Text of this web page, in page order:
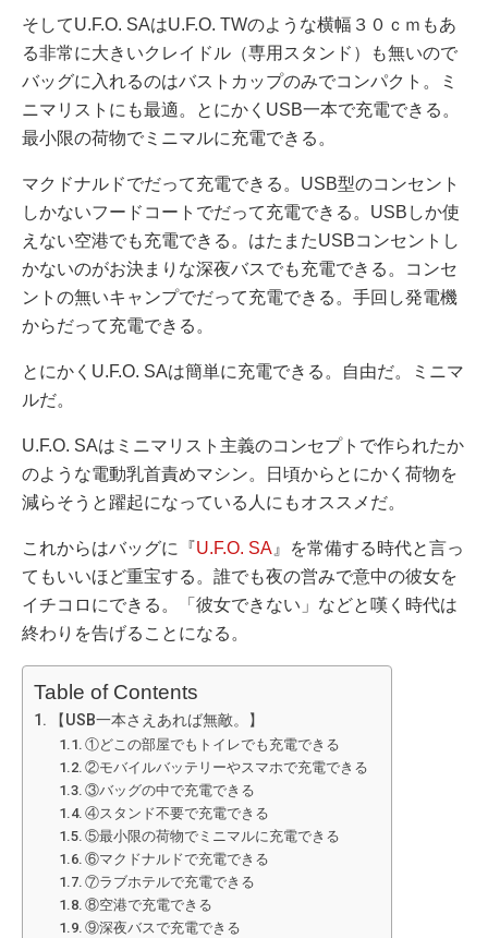
そしてU.F.O. SAはU.F.O. TWのような横幅３０ｃｍもあ
る非常に大きいクレイドル（専用スタンド）も無いので
バッグに入れるのはバストカップのみでコンパクト。ミ
ニマリストにも最適。とにかくUSB一本で充電できる。
最小限の荷物でミニマルに充電できる。
マクドナルドでだって充電できる。USB型のコンセント
しかないフードコートでだって充電できる。USBしか使
えない空港でも充電できる。はたまたUSBコンセントし
かないのがお決まりな深夜バスでも充電できる。コンセ
ントの無いキャンプでだって充電できる。手回し発電機
からだって充電できる。
とにかくU.F.O. SAは簡単に充電できる。自由だ。ミニマ
ルだ。
U.F.O. SAはミニマリスト主義のコンセプトで作られたか
のような電動乳首責めマシン。日頃からとにかく荷物を
減らそうと躍起になっている人にもオススメだ。
これからはバッグに『 U.F.O. SA』を常備する時代と言っ
てもいいほど重宝する。誰でも夜の営みで意中の彼女を
イチコロにできる。「彼女できない」などと嘆く時代は
終わりを告げることになる。
Table of Contents
【USB一本さえあれば無敵。】
①どこの部屋でもトイレでも充電できる
②モバイルバッテリーやスマホで充電できる
③バッグの中で充電できる
④スタンド不要で充電できる
⑤最小限の荷物でミニマルに充電できる
⑥マクドナルドで充電できる
⑦ラブホテルで充電できる
⑧空港で充電できる
⑨深夜バスで充電できる